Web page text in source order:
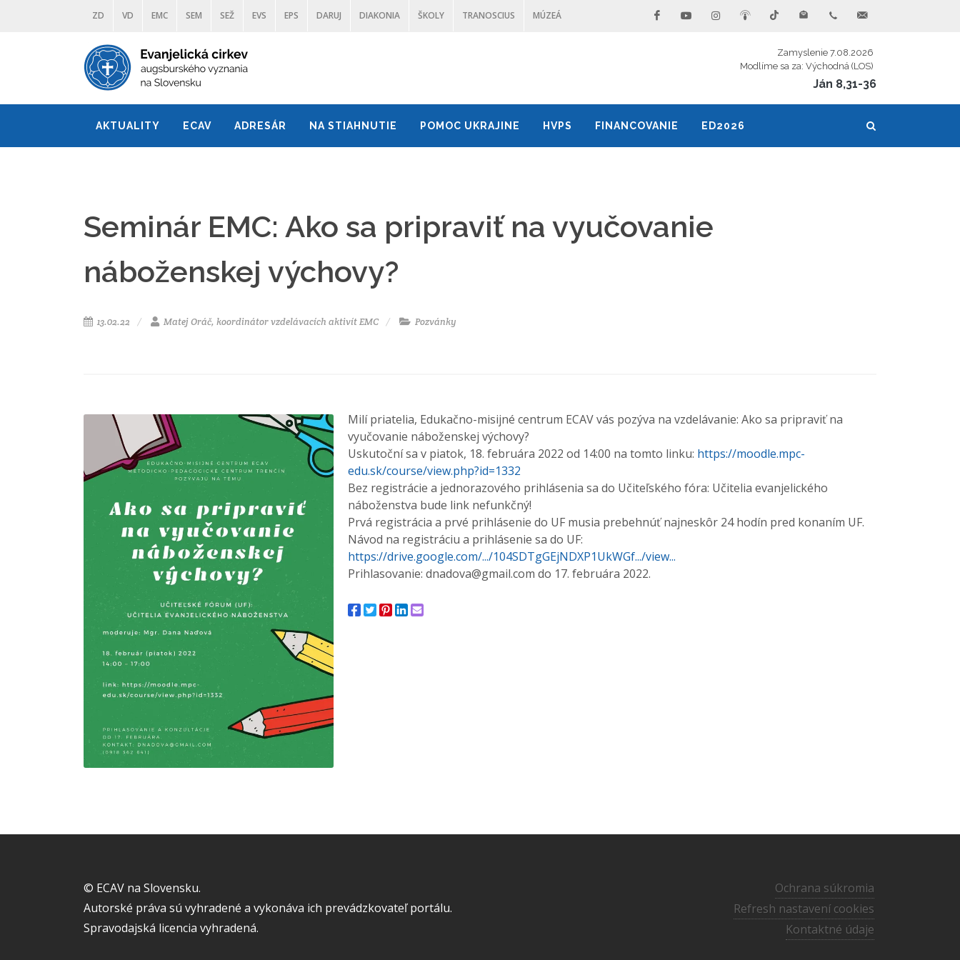
ZD VD EMC SEM SEŽ EVS EPS DARUJ DIAKONIA ŠKOLY TRANOSCIUS MÚZEÁ
Zamyslenie 7.08.2026
Modlíme sa za: Východná (LOS)
Ján 8,31-36
AKTUALITY ECAV ADRESÁR NA STIAHNUTIE POMOC UKRAJINE HVPS FINANCOVANIE ED2026
Seminár EMC: Ako sa pripraviť na vyučovanie
náboženskej výchovy?
13.02.22 Matej Oráč, koordinátor vzdelávacích aktivít EMC Pozvánky
Milí priatelia, Edukačno-misijné centrum ECAV vás pozýva na vzdelávanie: Ako sa pripraviť na
vyučovanie náboženskej výchovy?
Uskutoční sa v piatok, 18. februára 2022 od 14:00 na tomto linku: https://moodle.mpc-
edu.sk/course/view.php?id=1332
Bez registrácie a jednorazového prihlásenia sa do Učiteľského fóra: Učitelia evanjelického
náboženstva bude link nefunkčný!
Prvá registrácia a prvé prihlásenie do UF musia prebehnúť najneskôr 24 hodín pred konaním UF.
Návod na registráciu a prihlásenie sa do UF:
https://drive.google.com/.../104SDTgGEjNDXP1UkWGf.../view...
Prihlasovanie: dnadova@gmail.com do 17. februára 2022.
© ECAV na Slovensku.
Autorské práva sú vyhradené a vykonáva ich prevádzkovateľ portálu.
Spravodajská licencia vyhradená.
Ochrana súkromia
Refresh nastavení cookies
Kontaktné údaje